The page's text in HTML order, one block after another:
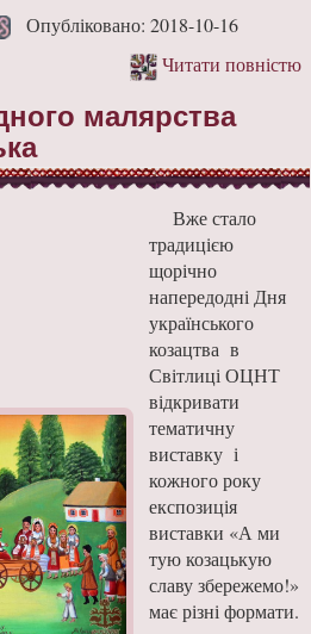
Опубліковано: 2018-10-16
Читати повністю
малярства
Вже стало
традицією
щорічно
напередодні Дня
українського
козацтва в
Світлиці ОЦНТ
відкривати
тематичну
виставку і
кожного року
експозиція
виставки «А ми
тую козацькую
славу збережемо!»
має різні формати.